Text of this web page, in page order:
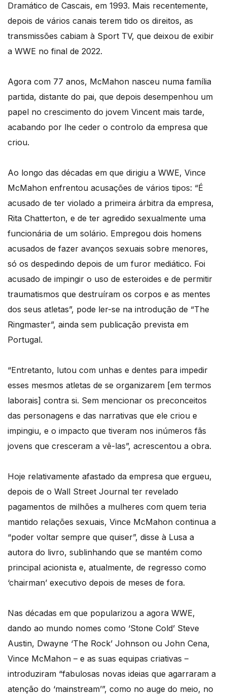
Dramático de Cascais, em 1993. Mais recentemente,
depois de vários canais terem tido os direitos, as
transmissões cabiam à Sport TV, que deixou de exibir
a WWE no final de 2022.
Agora com 77 anos, McMahon nasceu numa família
partida, distante do pai, que depois desempenhou um
papel no crescimento do jovem Vincent mais tarde,
acabando por lhe ceder o controlo da empresa que
criou.
Ao longo das décadas em que dirigiu a WWE, Vince
McMahon enfrentou acusações de vários tipos: “É
acusado de ter violado a primeira árbitra da empresa,
Rita Chatterton, e de ter agredido sexualmente uma
funcionária de um solário. Empregou dois homens
acusados de fazer avanços sexuais sobre menores,
só os despedindo depois de um furor mediático. Foi
acusado de impingir o uso de esteroides e de permitir
traumatismos que destruíram os corpos e as mentes
dos seus atletas”, pode ler-se na introdução de “The
Ringmaster”, ainda sem publicação prevista em
Portugal.
“Entretanto, lutou com unhas e dentes para impedir
esses mesmos atletas de se organizarem [em termos
laborais] contra si. Sem mencionar os preconceitos
das personagens e das narrativas que ele criou e
impingiu, e o impacto que tiveram nos inúmeros fãs
jovens que cresceram a vê-las”, acrescentou a obra.
Hoje relativamente afastado da empresa que ergueu,
depois de o Wall Street Journal ter revelado
pagamentos de milhões a mulheres com quem teria
mantido relações sexuais, Vince McMahon continua a
“poder voltar sempre que quiser”, disse à Lusa a
autora do livro, sublinhando que se mantém como
principal acionista e, atualmente, de regresso como
‘chairman’ executivo depois de meses de fora.
Nas décadas em que popularizou a agora WWE,
dando ao mundo nomes como ‘Stone Cold’ Steve
Austin, Dwayne ‘The Rock’ Johnson ou John Cena,
Vince McMahon – e as suas equipas criativas –
introduziram “fabulosas novas ideias que agarraram a
atenção do ‘mainstream’”, como no auge do meio, no